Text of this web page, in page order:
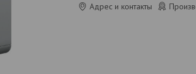
Адрес и контакты